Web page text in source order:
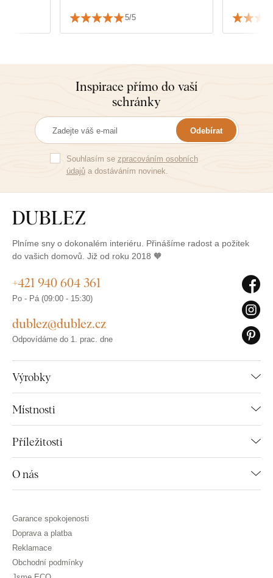
5/5
Inspirace přímo do vaší
schránky
Odebírat
Souhlasím se zpracováním osobních
údajůa dostáváním novinek.
Plníme sny o dokonalém interiéru. Přinášíme radost a požitek
do vašich domovů. Již od roku 2018 🧡
Výrobky
Místnosti
Příležitosti
O nás
+421 940 604 361
Po - Pá (09:00 - 15:30)
dublez@dublez.cz
Odpovídáme do 1. prac. dne
Garance spokojenosti
Doprava a platba
Reklamace
Obchodní podmínky